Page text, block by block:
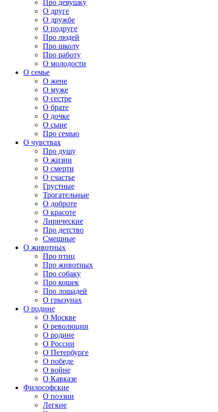
Про девушку
О друге
О дружбе
О подруге
Про людей
Про школу
Про работу
О молодости
О семье
О жене
О муже
О сестре
О брате
О дочке
О сыне
Про семью
О чувствах
Про душу
О жизни
О смерти
О счастье
Грустные
Трогательные
О доброте
О красоте
Лирические
Про детство
Смешные
О животных
Про птиц
Про животных
Про собаку
Про кошек
Про лошадей
О грызунах
О родине
О Москве
О революции
О родине
О России
О Петербурге
О победе
О войне
О Кавказе
Философские
О поэзии
Легкие